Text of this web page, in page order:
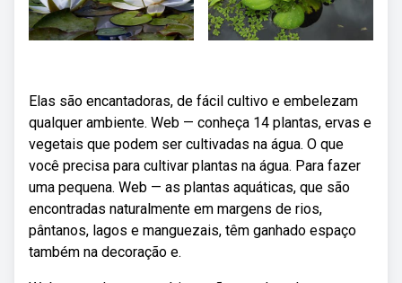
Elas são encantadoras, de fácil cultivo e embelezam
qualquer ambiente. Web — conheça 14 plantas, ervas e
vegetais que podem ser cultivadas na água. O que
você precisa para cultivar plantas na água. Para fazer
uma pequena. Web — as plantas aquáticas, que são
encontradas naturalmente em margens de rios,
pântanos, lagos e manguezais, têm ganhado espaço
também na decoração e.